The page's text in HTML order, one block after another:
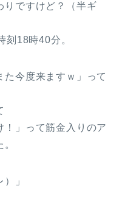
りですけど？（半ギ
刻18時40分。
今度来ますｗ」って
！」って筋金入りのア
」